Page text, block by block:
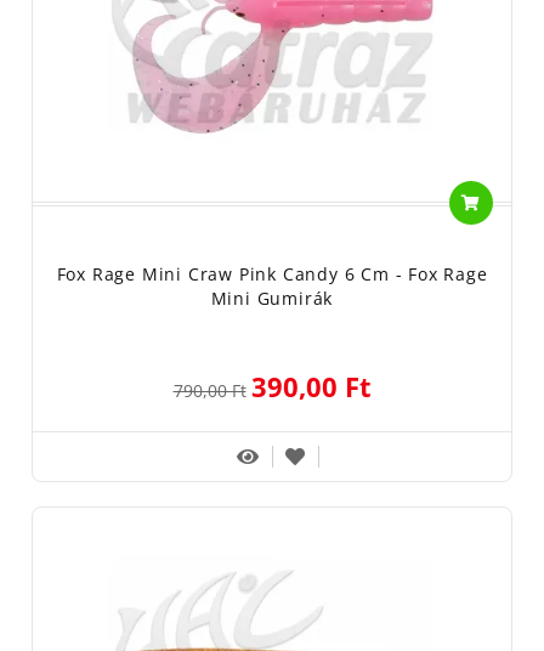
Fox Rage Mini Craw Pink Candy 6 Cm - Fox Rage
Mini Gumirák
790,00 Ft 390,00 Ft